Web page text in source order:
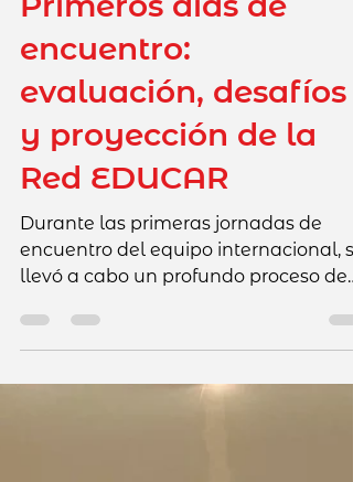
30 abr 3 min de lectura
Primeros días de
encuentro:
evaluación, desafíos
Red EDUCAR